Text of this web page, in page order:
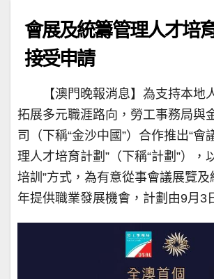
會展及統籌管理人才培
接受申請
【澳門晚報消息】為支持本地
拓展多元職涯路向，勞工事務局與
司（下稱“金沙中國”）合作推出“會
理人才培育計劃”（下稱“計劃”），
培訓”方式，為有意從事會議展覽
年提供職業發展機會，計劃由9月3